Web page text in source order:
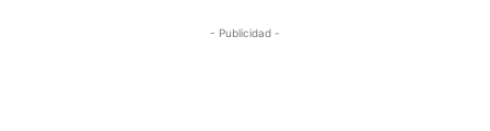
- Publicidad -